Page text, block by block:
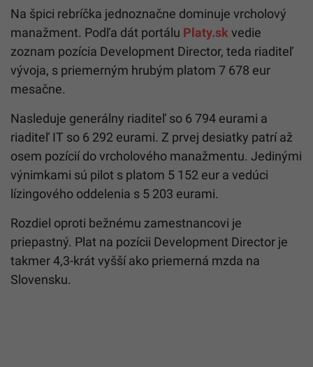
Na špici rebríčka jednoznačne dominuje vrcholový
manažment. Podľa dát portálu Platy.sk vedie
zoznam pozícia Development Director, teda riaditeľ
vývoja, s priemerným hrubým platom 7 678 eur
mesačne.
Nasleduje generálny riaditeľ so 6 794 eurami a
riaditeľ IT so 6 292 eurami. Z prvej desiatky patrí až
osem pozícií do vrcholového manažmentu. Jedinými
výnimkami sú pilot s platom 5 152 eur a vedúci
lízingového oddelenia s 5 203 eurami.
Rozdiel oproti bežnému zamestnancovi je
priepastný. Plat na pozícii Development Director je
takmer 4,3-krát vyšší ako priemerná mzda na
Slovensku.